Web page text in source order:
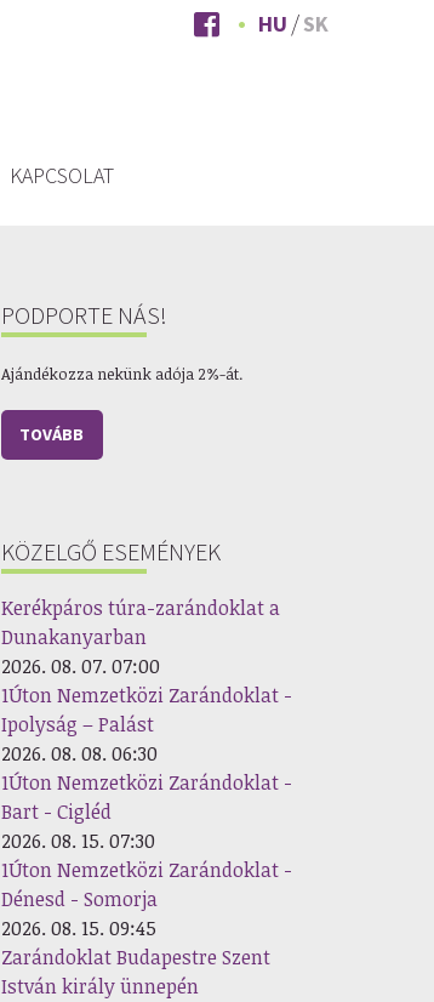
HU SK
KAPCSOLAT
PODPORTE NÁS!
Ajándékozza nekünk adója 2%-át.
TOVÁBB
KÖZELGŐ ESEMÉNYEK
Kerékpáros túra-zarándoklat a
Dunakanyarban
2026. 08. 07. 07:00
1Úton Nemzetközi Zarándoklat -
Ipolyság – Palást
2026. 08. 08. 06:30
1Úton Nemzetközi Zarándoklat -
Bart - Cigléd
2026. 08. 15. 07:30
1Úton Nemzetközi Zarándoklat -
Dénesd - Somorja
2026. 08. 15. 09:45
Zarándoklat Budapestre Szent
István király ünnepén